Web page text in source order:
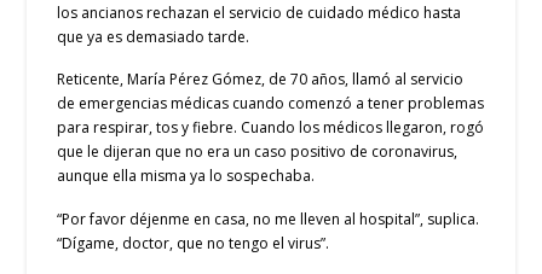
los ancianos rechazan el servicio de cuidado médico hasta
que ya es demasiado tarde.
Reticente, María Pérez Gómez, de 70 años, llamó al servicio
de emergencias médicas cuando comenzó a tener problemas
para respirar, tos y fiebre. Cuando los médicos llegaron, rogó
que le dijeran que no era un caso positivo de coronavirus,
aunque ella misma ya lo sospechaba.
“Por favor déjenme en casa, no me lleven al hospital”, suplica.
“Dígame, doctor, que no tengo el virus”.